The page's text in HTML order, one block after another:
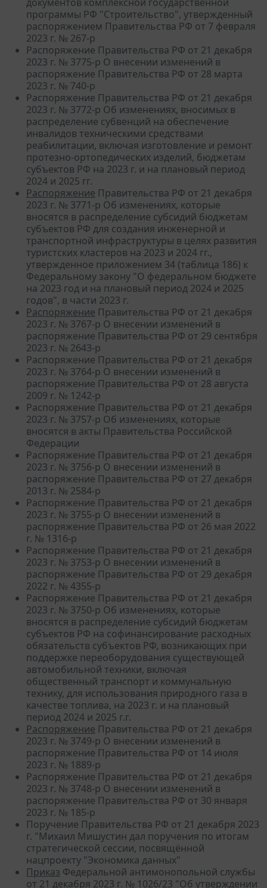
программы РФ "Строительство", утвержденный
распоряжением Правительства РФ от 7 февраля
2023 г. № 267-р
Распоряжение Правительства РФ от 21 декабря
2023 г. № 3775-р О внесении изменений в
распоряжение Правительства РФ от 28 марта
2023 г. № 740-р
Распоряжение Правительства РФ от 21 декабря
2023 г. № 3772-р Об изменениях, вносимых в
распределение субвенций на обеспечение
инвалидов техническими средствами
реабилитации, включая изготовление и ремонт
протезно-ортопедических изделий, бюджетам
субъектов РФ на 2023 г. и на плановый период
2024 и 2025 гг.
Распоряжение Правительства РФ от 21 декабря
2023 г. № 3771-р Об изменениях, которые
вносятся в распределение субсидий бюджетам
субъектов РФ для создания инженерной и
транспортной инфраструктуры в целях развития
туристских кластеров на 2023 и 2024 гг.,
утвержденное приложением 34 (таблица 186) к
Федеральному закону "О федеральном бюджете
на 2023 год и на плановый период 2024 и 2025
годов", в части 2023 г.
Распоряжение Правительства РФ от 21 декабря
2023 г. № 3767-р О внесении изменений в
распоряжение Правительства РФ от 29 сентября
2023 г. № 2643-р
Распоряжение Правительства РФ от 21 декабря
2023 г. № 3764-р О внесении изменений в
распоряжение Правительства РФ от 28 августа
2009 г. № 1242-р
Распоряжение Правительства РФ от 21 декабря
2023 г. № 3757-р Об изменениях, которые
вносятся в акты Правительства Российской
Федерации
Распоряжение Правительства РФ от 21 декабря
2023 г. № 3756-р О внесении изменений в
распоряжение Правительства РФ от 27 декабря
2013 г. № 2584-р
Распоряжение Правительства РФ от 21 декабря
2023 г. № 3755-р О внесении изменений в
распоряжение Правительства РФ от 26 мая 2022
г. № 1316-р
Распоряжение Правительства РФ от 21 декабря
2023 г. № 3753-р О внесении изменений в
распоряжение Правительства РФ от 29 декабря
2022 г. № 4355-р
Распоряжение Правительства РФ от 21 декабря
2023 г. № 3750-р Об изменениях, которые
вносятся в распределение субсидий бюджетам
субъектов РФ на софинансирование расходных
обязательств субъектов РФ, возникающих при
поддержке переоборудования существующей
автомобильной техники, включая
общественный транспорт и коммунальную
технику, для использования природного газа в
качестве топлива, на 2023 г. и на плановый
период 2024 и 2025 г.г.
Распоряжение Правительства РФ от 21 декабря
2023 г. № 3749-р О внесении изменений в
распоряжение Правительства РФ от 14 июля
2023 г. № 1889-р
Распоряжение Правительства РФ от 21 декабря
2023 г. № 3748-р О внесении изменений в
распоряжение Правительства РФ от 30 января
2023 г. № 185-р
Поручение Правительства РФ от 21 декабря 2023
г. "Михаил Мишустин дал поручения по итогам
стратегической сессии, посвящённой
нацпроекту "Экономика данных"
Приказ Федеральной антимонопольной службы
от 21 декабря 2023 г. № 1026/23 "Об утверждении